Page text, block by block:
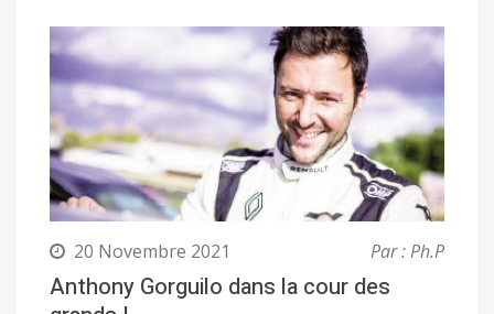
20 Novembre 2021 Par : Ph.P
Anthony Gorguilo dans la cour des